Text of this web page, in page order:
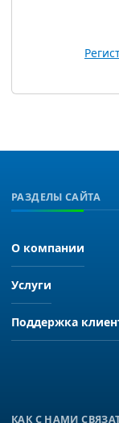
РАЗДЕЛЫ САЙТА
О компании
Услуги
Поддержка
КАК С НАМИ